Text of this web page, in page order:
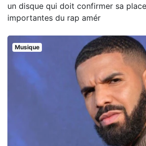
un disque qui doit confirmer sa
importantes du rap amér
Musique